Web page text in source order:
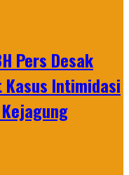
Pers Desak
Kasus Intimidasi